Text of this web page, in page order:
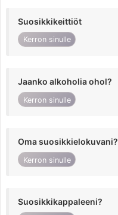
Suosikkikeittiöt
Kerron sinulle
Jaanko alkoholia ohol?
Kerron sinulle
Oma suosikkielokuvani?
Kerron sinulle
Suosikkikappaleeni?